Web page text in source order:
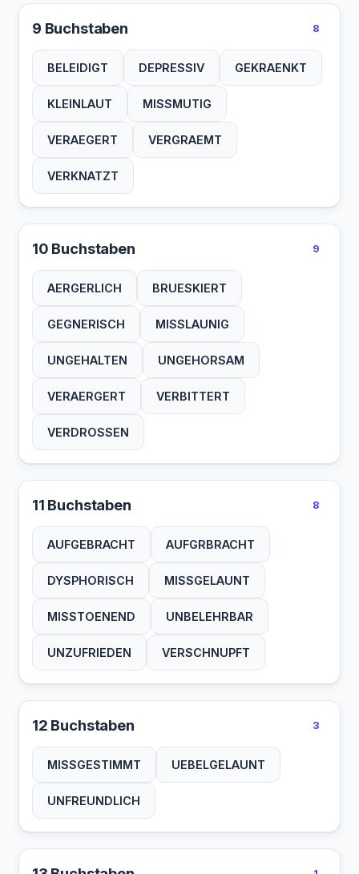
9 Buchstaben 8
BELEIDIGT DEPRESSIV GEKRAENKT
KLEINLAUT MISSMUTIG
VERAEGERT VERGRAEMT
VERKNATZT
10 Buchstaben 9
AERGERLICH BRUESKIERT
GEGNERISCH MISSLAUNIG
UNGEHALTEN UNGEHORSAM
VERAERGERT VERBITTERT
VERDROSSEN
11 Buchstaben 8
AUFGEBRACHT AUFGRBRACHT
DYSPHORISCH MISSGELAUNT
MISSTOENEND UNBELEHRBAR
UNZUFRIEDEN VERSCHNUPFT
12 Buchstaben 3
MISSGESTIMMT UEBELGELAUNT
UNFREUNDLICH